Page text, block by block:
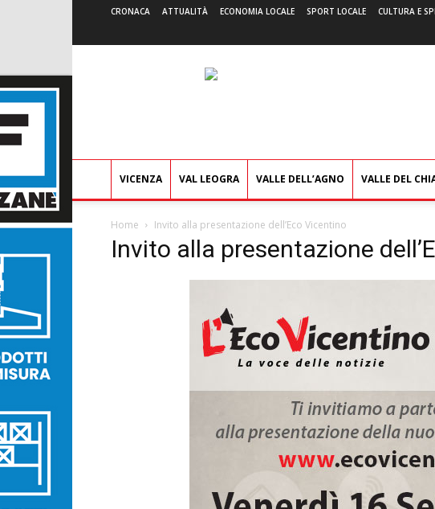
CRONACA ATTUALITÀ ECONOMIA LOCALE SPORT LOCALE CULTURA E
VICENZA VAL LEOGRA VALLE DELL’AGNO VALLE DEL
Home Invito alla presentazione dell’Eco Vicentino
Invito alla presentazione